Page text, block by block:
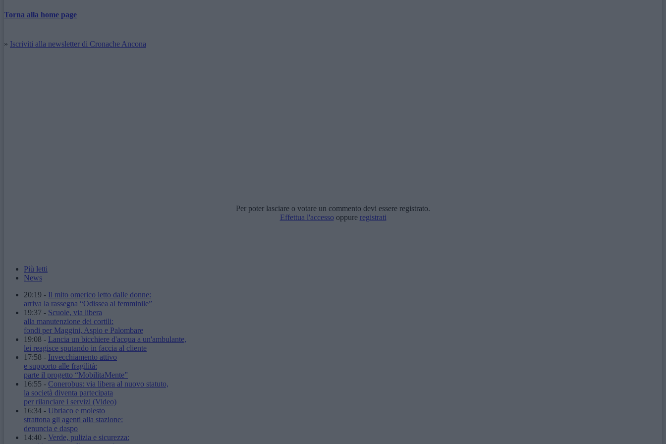
Torna alla home page
» Iscriviti alla newsletter di Cronache Ancona
Per poter lasciare o votare un commento devi essere registrato.
Effettua l'accesso oppure registrati
Più letti
News
20:19 - Il mito omerico letto dalle donne:
arriva la rassegna “Odissea al femminile”
19:37 - Scuole, via libera
alla manutenzione dei cortili:
fondi per Maggini, Aspio e Palombare
19:08 - Lancia un bicchiere d'acqua a un'ambulante,
lei reagisce sputando in faccia al cliente
17:58 - Invecchiamento attivo
e supporto alle fragilità:
parte il progetto “MobilitaMente”
16:55 - Conerobus: via libera al nuovo statuto,
la società diventa partecipata
per rilanciare i servizi (Video)
16:34 - Ubriaco e molesto
strattona gli agenti alla stazione:
denuncia e daspo
14:40 - Verde, pulizia e sicurezza: